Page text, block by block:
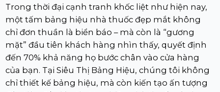
Trong thời đại cạnh tranh khốc liệt như hiện nay,
một tấm bảng hiệu nhà thuốc đẹp mắt không
chỉ đơn thuần là biển báo – mà còn là “gương
mặt” đầu tiên khách hàng nhìn thấy, quyết định
đến 70% khả năng họ bước chân vào cửa hàng
của bạn. Tại Siêu Thị Bảng Hiệu, chúng tôi không
chỉ thiết kế bảng hiệu, mà còn kiến tạo ấn tượng